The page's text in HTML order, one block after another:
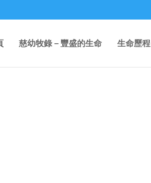
慈幼牧錄－豐盛的生命 生命歷程